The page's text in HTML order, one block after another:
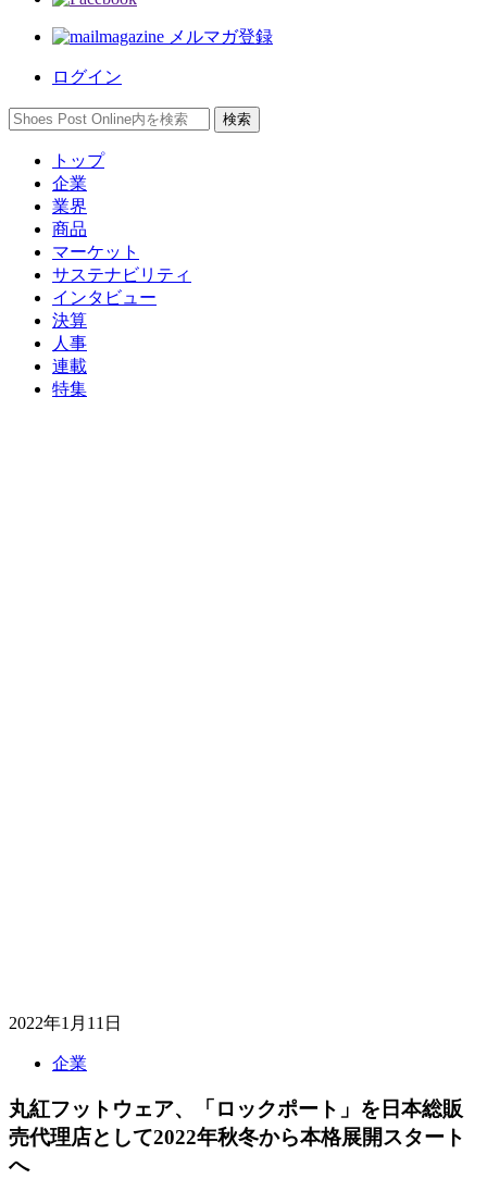
メルマガ登録
ログイン
トップ
企業
業界
商品
マーケット
サステナビリティ
インタビュー
決算
人事
連載
特集
2022年1月11日
企業
丸紅フットウェア、「ロックポート」を日本総販
売代理店として2022年秋冬から本格展開スタート
へ